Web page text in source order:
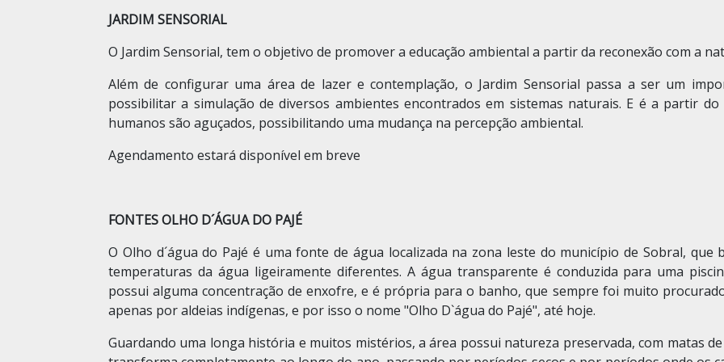
JARDIM SENSORIAL
O Jardim Sensorial, tem o objetivo de promover a educação ambiental a partir da reconexão com a
Além de configurar uma área de lazer e contemplação, o Jardim Sensorial passa a ser um
possibilitar a simulação de diversos ambientes encontrados em sistemas naturais. E é a partir
humanos são aguçados, possibilitando uma mudança na percepção ambiental.
Agendamento estará disponível em breve
FONTES OLHO D´ÁGUA DO PAJÉ
O Olho d´água do Pajé é uma fonte de água localizada na zona leste do município de Sobral,
temperaturas da água ligeiramente diferentes. A água transparente é conduzida para uma
possui alguma concentração de enxofre, e é própria para o banho, que sempre foi muito
apenas por aldeias indígenas, e por isso o nome "Olho D`água do Pajé", até hoje.
Guardando uma longa história e muitos mistérios, a área possui natureza preservada, com matas